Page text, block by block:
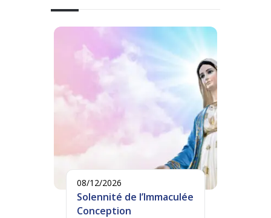
08/12/2026
Solennité de l’Immaculée
Conception